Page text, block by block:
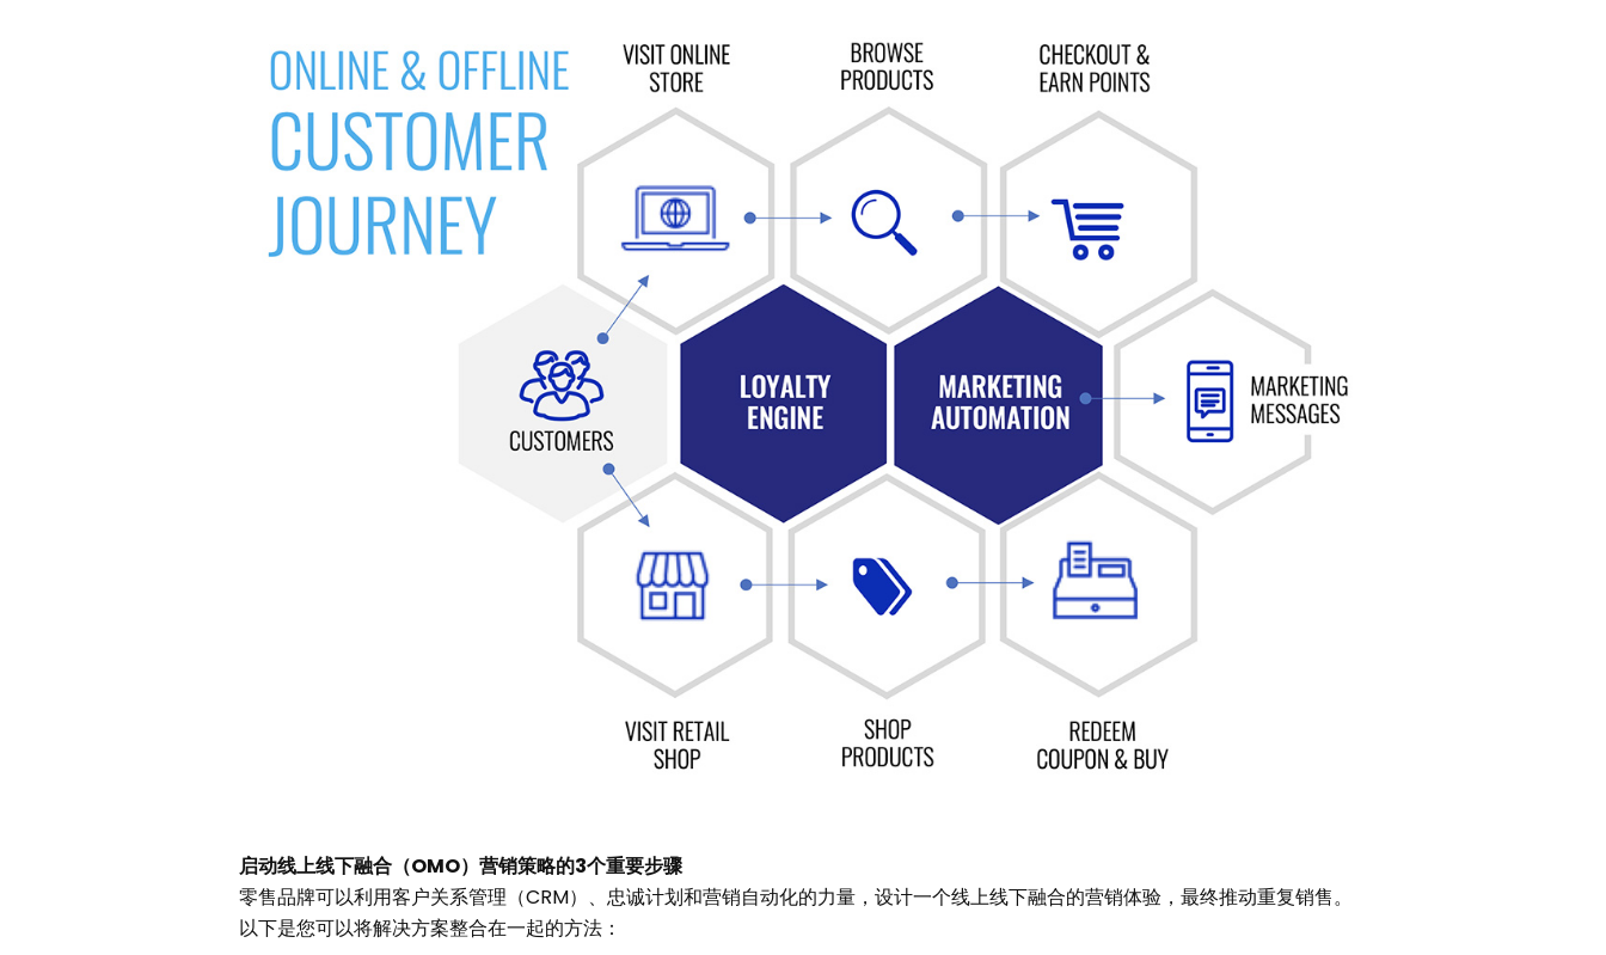
启动线上线下融合（OMO）营销策略的3个重要步骤
零售品牌可以利用客户关系管理（CRM）、忠诚计划和营销自动化的力量，设计一个线上线下融合的营销体验，最终推动重复销售。
以下是您可以将解决方案整合在一起的方法：